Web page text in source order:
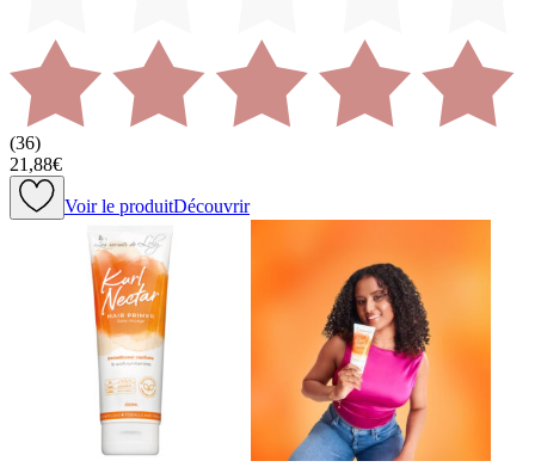
(36)
21,88€
Voir le produitDécouvrir